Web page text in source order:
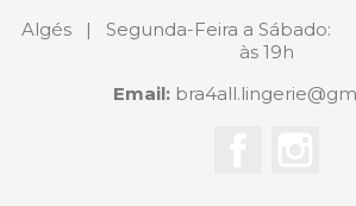
Algés | Segunda-Feira a
às 19h
Email: